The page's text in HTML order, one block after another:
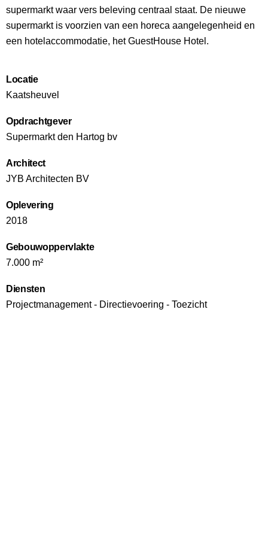
supermarkt waar vers beleving centraal staat. De nieuwe
supermarkt is voorzien van een horeca aangelegenheid en
een hotelaccommodatie, het GuestHouse Hotel.
Locatie
Kaatsheuvel
Opdrachtgever
Supermarkt den Hartog bv
Architect
JYB Architecten BV
Oplevering
2018
Gebouwoppervlakte
7.000 m²
Diensten
Projectmanagement - Directievoering - Toezicht